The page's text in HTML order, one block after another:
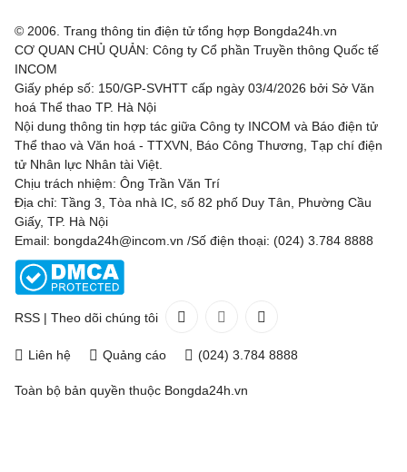
© 2006. Trang thông tin điện tử tổng hợp Bongda24h.vn
CƠ QUAN CHỦ QUẢN: Công ty Cổ phần Truyền thông Quốc tế
INCOM
Giấy phép số: 150/GP-SVHTT cấp ngày 03/4/2026 bởi Sở Văn
hoá Thể thao TP. Hà Nội
Nội dung thông tin hợp tác giữa Công ty INCOM và Báo điện tử
Thể thao và Văn hoá - TTXVN, Báo Công Thương, Tạp chí điện
tử Nhân lực Nhân tài Việt.
Chịu trách nhiệm: Ông Trần Văn Trí
Địa chỉ: Tầng 3, Tòa nhà IC, số 82 phố Duy Tân, Phường Cầu
Giấy, TP. Hà Nội
Email: bongda24h@incom.vn /Số điện thoại: (024) 3.784 8888
RSS | Theo dõi chúng tôi
Liên hệ Quảng cáo (024) 3.784 8888
Toàn bộ bản quyền thuộc Bongda24h.vn